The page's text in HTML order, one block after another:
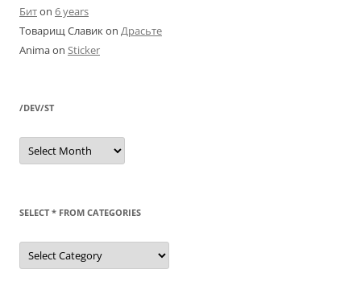
Битon 6 years
Товарищ Славикon Драсьте
Animaon Sticker
/DEV/ST
/dev/st
SELECT * FROM CATEGORIES
SELECT
FROM